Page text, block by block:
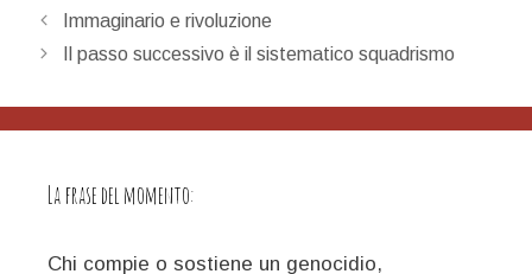
Navigazione
articolo
Immaginario e rivoluzione
Il passo successivo è il sistematico squadrismo
La frase del momento:
Chi compie o sostiene un genocidio,